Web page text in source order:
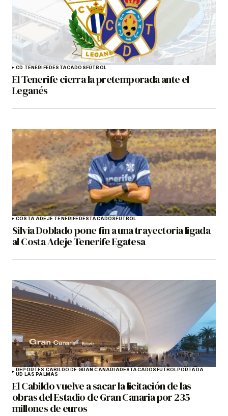
CD TENERIFEDESTACADOSFÚTBOL
El Tenerife cierra la pretemporada ante el
Leganés
COSTA ADEJE TENERIFEDESTACADOSFÚTBOL
Silvia Doblado pone fin a una trayectoria ligada
al Costa Adeje Tenerife Egatesa
DEPORTES CABILDO DE GRAN CANARIADESTACADOSFÚTBOLPORTADA
UD LAS PALMAS
El Cabildo vuelve a sacar la licitación de las
obras del Estadio de Gran Canaria por 235
millones de euros